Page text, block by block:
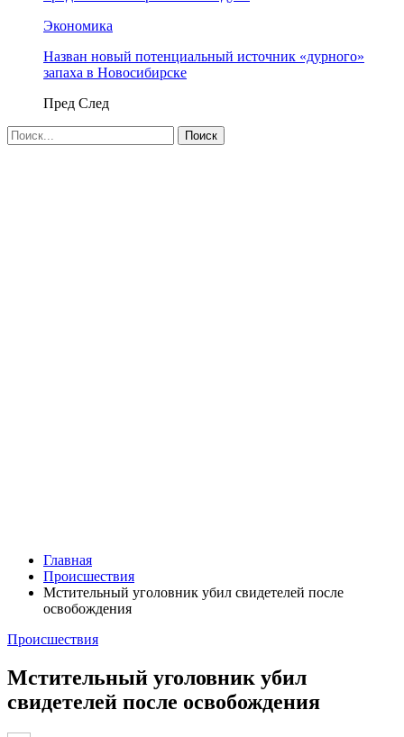
Экономика
Назван новый потенциальный источник «дурного»
запаха в Новосибирске
Пред След
Главная
Происшествия
Мстительный уголовник убил свидетелей после
освобождения
Происшествия
Мстительный уголовник убил
свидетелей после освобождения